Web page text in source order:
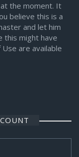
the moment. It
believe this is a
and let him
this might have
are available